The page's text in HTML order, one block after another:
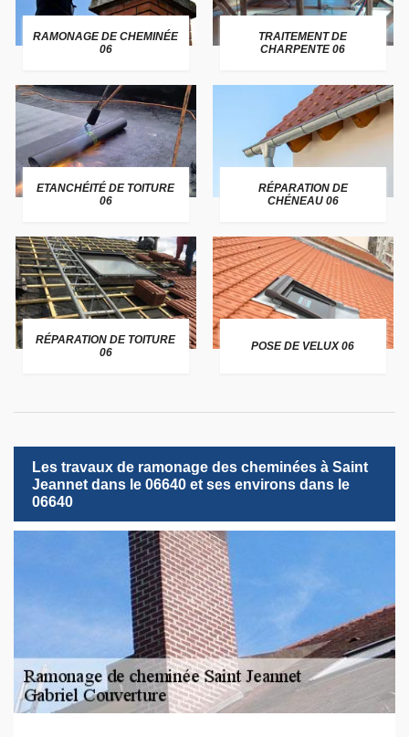
RAMONAGE DE CHEMINÉE
06
TRAITEMENT DE
CHARPENTE 06
ETANCHÉITÉ DE TOITURE
06
RÉPARATION DE
CHÉNEAU 06
RÉPARATION DE TOITURE
06
POSE DE VELUX 06
Les travaux de ramonage des cheminées à Saint
Jeannet dans le 06640 et ses environs dans le
06640